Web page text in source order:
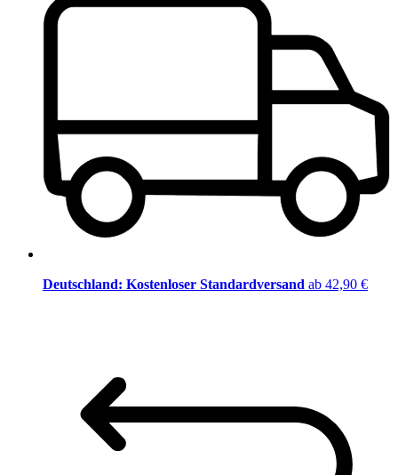
Deutschland: Kostenloser Standardversand ab 42,90 €